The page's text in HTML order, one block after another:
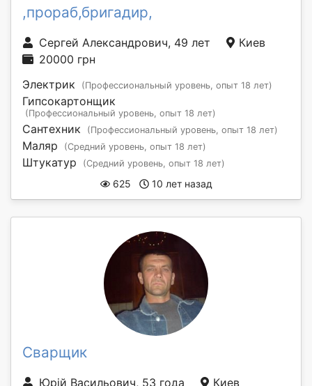
,прораб,бригадир,
Сергей Александрович, 49 лет
Киев
20000 грн
Электрик
(Профессиональный уровень, опыт 18 лет)
Гипсокартонщик
(Профессиональный уровень, опыт 18 лет)
Сантехник (Профессиональный уровень, опыт 18 лет)
Маляр (Средний уровень, опыт 18 лет)
Штукатур (Средний уровень, опыт 18 лет)
625 10 лет назад
Сварщик
Юрій Васильович, 53 года Киев